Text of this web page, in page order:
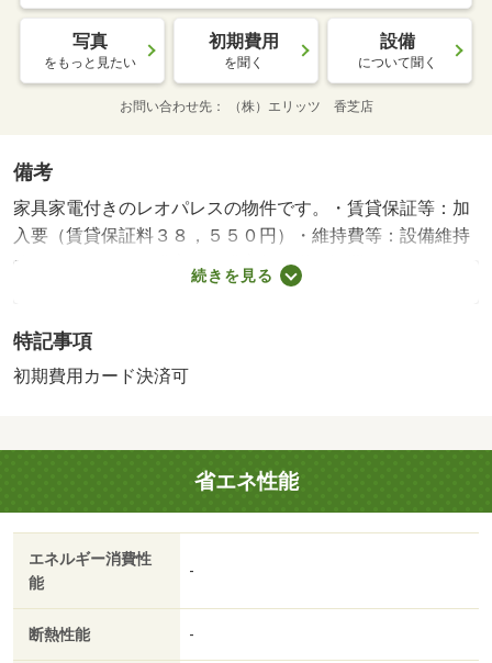
写真
をもっと見たい
初期費用
を聞く
設備
について聞く
お問い合わせ先 （株）エリッツ 香芝店
備考
家具家電付きのレオパレスの物件です。・賃貸保証等：加
入要（賃貸保証料３８，５５０円）・維持費等：設備維持
費５５０円／月・浴室には浴室乾燥機が設置されており、
お部屋の床は主要部あるいは一部がクッションフロアとな
です。・バイク置場：なし・駐輪場：有/鍵交換費用 16500
円/ﾊｳｽｸﾘｰﾆﾝｸﾞ 41800円/抗菌施工代 23760円
続きを見る
特記事項
初期費用カード決済可
省エネ性能
エネルギー消費性
能
-
断熱性能 -